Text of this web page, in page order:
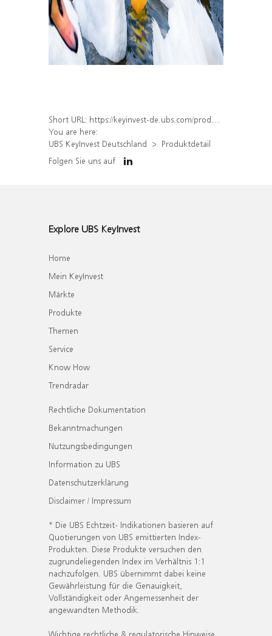
Short URL: https://keyinvest-de.ubs.com/produkt/detail/index/isin/DE000UQ8AHN6
You are here:
UBS KeyInvest Deutschland
Produktdetail
Folgen Sie uns auf
Explore UBS KeyInvest
Home
Mein KeyInvest
Märkte
Produkte
Themen
Service
Know How
Trendradar
Rechtliche Dokumentation
Bekanntmachungen
Nutzungsbedingungen
Information zu UBS
Datenschutzerklärung
Disclaimer / Impressum
* Die UBS Echtzeit- Indikationen basieren auf
Quotierungen von UBS emittierten Index-
Produkten. Diese Produkte versuchen den
zugrundeliegenden Index im Verhältnis 1:1
nachzufolgen. UBS übernimmt dabei keine
Gewährleistung für die Genauigkeit,
Vollständigkeit oder Angemessenheit der
angewandten Methodik.